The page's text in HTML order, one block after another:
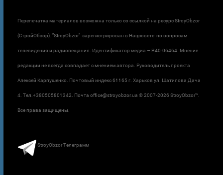
Перепечатка материалов возможна только со ссылкой на ресурс StroyObzor
(СтройОбзор). "StroyObzor" зарегистрирован в Нацсовете по вопросам
телевидения и радиовещания. Идентификатор медиа – R40-06464. Мнение
редакции не всегда совпадает с мнением автора. Руководитель проекта
Алексей Карпушенко. Почтовый индекс 61165 г. Харьков ул. Шатилова Дача
4. Тел.+380505801342. Почта office@stroyobzor.ua © 2007-2026 StroyObzor™.
Все права защищены.
StroyObzor Телеграмм